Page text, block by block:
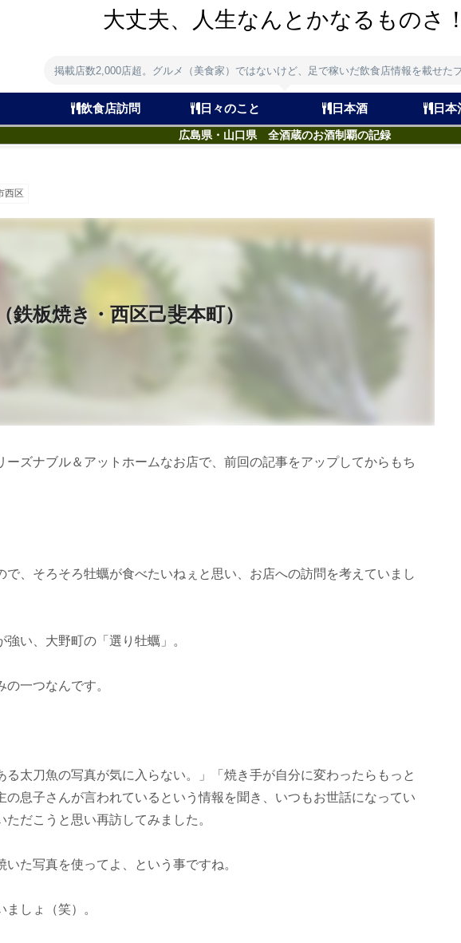
大丈夫、人生なんとかなるものさ！
掲載店数2,000店超。グルメ（美食家）ではないけど、足で稼いだ飲食店情報を載せた
飲食店訪問 日々のこと 日本酒 日
広島県・山口県 全酒蔵のお酒制覇の記録
西区
鉄板焼き・西区己斐本町）
ーズナブル＆アットホームなお店で、前回の記事をアップしてからもち
で、そろそろ牡蠣が食べたいねぇと思い、お店への訪問を考えていまし
い、大野町の「選り牡蠣」。
一つなんです。
る太刀魚の写真が気に入らない。」「焼き手が自分に変わったらもっと
の息子さんが言われているという情報を聞き、いつもお世話になってい
だこうと思い再訪してみました。
た写真を使ってよ、という事ですね。
しょ（笑）。